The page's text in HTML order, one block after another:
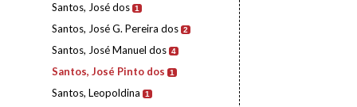
Santos, José dos 1
Santos, José G. Pereira dos 2
Santos, José Manuel dos 4
Santos, José Pinto dos 1
Santos, Leopoldina 1